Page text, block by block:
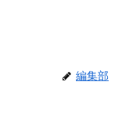
編集部